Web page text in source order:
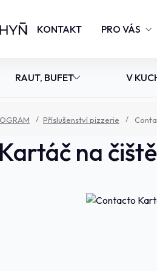
KONTAKT PRO VÁS
RAUT, BUFET V
Příslušenství pizzerie
na